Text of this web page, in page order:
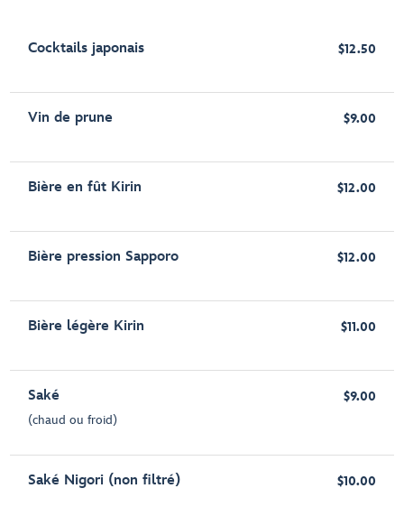
Cocktails japonais $12.50
Vin de prune $9.00
Bière en fût Kirin $12.00
Bière pression Sapporo $12.00
Bière légère Kirin $11.00
Saké
(chaud ou froid)
$9.00
Saké Nigori (non filtré) $10.00